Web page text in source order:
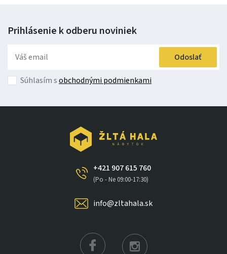
Prihlásenie k odberu noviniek
Odoslať
Súhlasím sobchodnými podmienkami
+421 907 615 760
(Po - Ne 09:00-17:30)
info@zltahala.sk